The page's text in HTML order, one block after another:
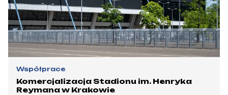
Współprace
Komercjalizacja Stadionu im. Henryka
Reymana w Krakowie